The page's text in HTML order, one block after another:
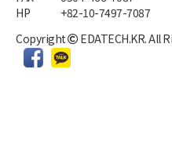
HP
+82-10-7497-7087
Copyright
EDATECH.KR.All